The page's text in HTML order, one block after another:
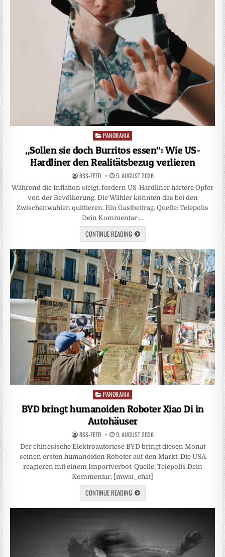
Posted
in
PANORAMA
„Sollen sie doch Burritos essen“: Wie US-
Hardliner den Realitätsbezug verlieren
RSS-FEED 9. AUGUST 2026
Während die Inflation steigt, fordern US-Hardliner härtere Opfer
von der Bevölkerung. Die Wähler könnten das bei den
Zwischenwahlen quittieren. Ein Gastbeitrag. Quelle: Telepolis
Dein Kommentar:…
CONTINUE READING
Posted
PANORAMA
BYD bringt humanoiden Roboter Xiao Di in
Autohäuser
RSS-FEED 9. AUGUST 2026
Der chinesische Elektroautoriese BYD bringt diesen Monat
seinen ersten humanoiden Roboter auf den Markt. Die USA
reagieren mit einem Importverbot. Quelle: Telepolis Dein
Kommentar: [mwai_chat]
CONTINUE READING